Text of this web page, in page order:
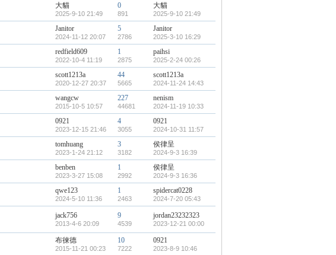
大貓
2025-9-10 21:49
0
891
大貓
2025-9-10 21:49
Janitor
2024-11-12 20:07
5
2786
Janitor
2025-3-10 16:29
redfield609
2022-10-4 11:19
1
2875
paihsi
2025-2-24 00:26
scott1213a
2020-12-27 20:37
44
5665
scott1213a
2024-11-24 14:43
wangcw
2015-10-5 10:57
227
44681
nenism
2024-11-19 10:33
0921
2023-12-15 21:46
4
3055
0921
2024-10-31 11:57
tomhuang
2023-1-24 21:12
3
3182
侯律呈
2024-9-3 16:39
benben
2023-3-27 15:08
1
2992
侯律呈
2024-9-3 16:36
qwe123
2024-5-10 11:36
1
2463
spidercat0228
2024-7-20 05:43
jack756
2013-4-6 20:09
9
4539
jordan23232323
2023-12-21 00:00
布徠德
2015-11-21 00:23
10
7222
0921
2023-8-9 10:46